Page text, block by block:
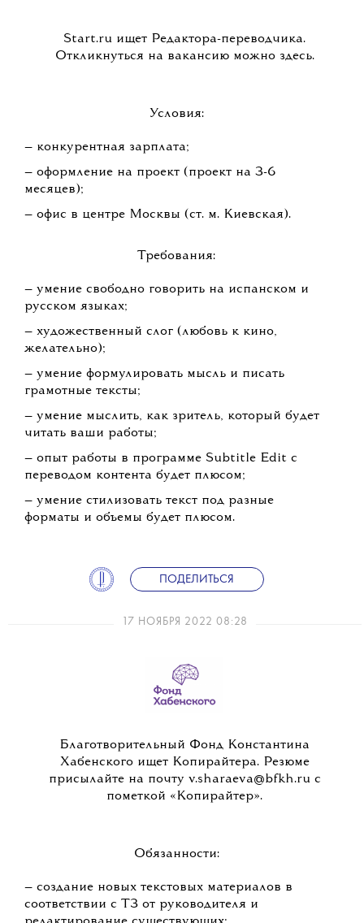
Start.ru ищет Редактора-переводчика.
Откликнуться на вакансию можно здесь.
Условия:
— конкурентная зарплата;
— оформление на проект (проект на 3-6
месяцев);
— офис в центре Москвы (ст. м. Киевская).
Требования:
— умение свободно говорить на испанском и
русском языках;
— художественный слог (любовь к кино,
желательно);
— умение формулировать мысль и писать
грамотные тексты;
— умение мыслить, как зритель, который будет
читать ваши работы;
— опыт работы в программе Subtitle Edit с
переводом контента будет плюсом;
— умение стилизовать текст под разные
форматы и объемы будет плюсом.
ПОДЕЛИТЬСЯ
17 НОЯБРЯ 2022 08:28
Благотворительный Фонд Константина
Хабенского ищет Копирайтера. Резюме
присылайте на почту v.sharaeva@bfkh.ru с
пометкой «Копирайтер».
Обязанности:
— создание новых текстовых материалов в
соответствии с ТЗ от руководителя и